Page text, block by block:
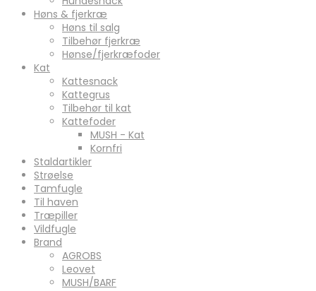
Høns & fjerkræ
Høns til salg
Tilbehør fjerkræ
Hønse/fjerkræfoder
Kat
Kattesnack
Kattegrus
Tilbehør til kat
Kattefoder
MUSH - Kat
Kornfri
Staldartikler
Strøelse
Tamfugle
Til haven
Træpiller
Vildfugle
Brand
AGROBS
Leovet
MUSH/BARF